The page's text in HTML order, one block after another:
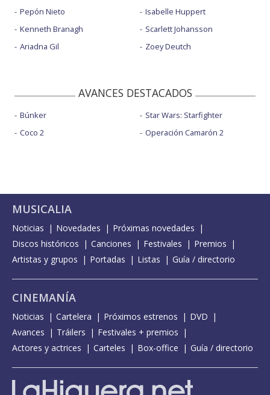
Pepón Nieto
Kenneth Branagh
Ariadna Gil
Isabelle Huppert
Scarlett Johansson
Zoey Deutch
AVANCES DESTACADOS
Búnker
Coco 2
Star Wars: Starfighter
Operación Camarón 2
MUSICALIA
Noticias Novedades
Próximas novedades
Discos históricos
Canciones Festivales
Premios
Artistas y grupos
Portadas Listas Guía / directorio
CINEMANÍA
Noticias Cartelera Próximos estrenos
DVD
Avances
Tráilers
Festivales + premios
Actores y actrices
Carteles Box-office Guía / directorio